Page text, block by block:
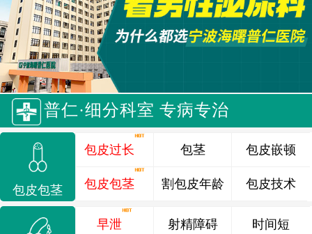
普仁·细分科室 专病专治
包皮包茎
包皮过长
包皮包茎
包茎
割包皮年龄
包皮嵌顿
包皮技术
早泄 射精障碍 时间短